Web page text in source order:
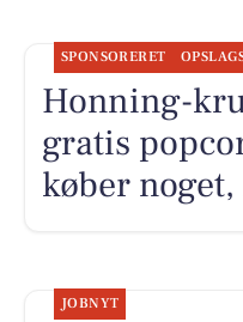
SPONSORERET
Honning-
gratis
køber
JOBNYT